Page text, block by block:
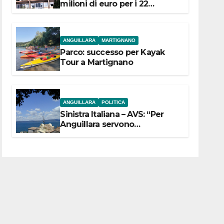
milioni di euro per i 22
ANGUILLARA MARTIGNANO
Parco: successo per Kayak
Tour a Martignano
ANGUILLARA POLITICA
Sinistra Italiana – AVS: “Per
Anguillara servono